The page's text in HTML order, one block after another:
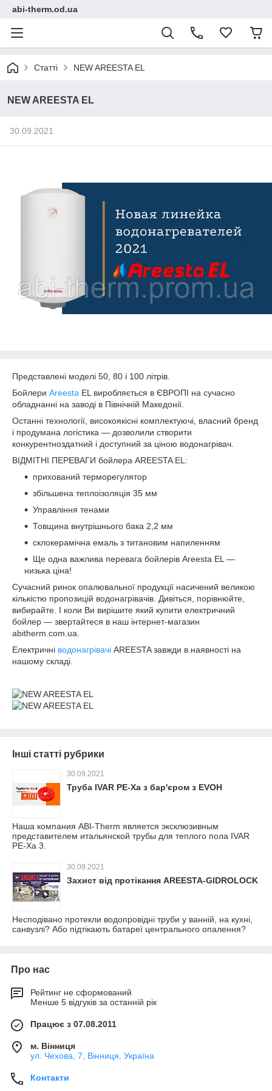
abi-therm.od.ua
Статті NEW AREESTA EL
NEW AREESTA EL
30.09.2021
Представлені моделі 50, 80 і 100 літрів.
Бойлери Areesta EL виробляється в ЄВРОПІ на сучасно
обладнанні на заводі в Північній Македонії.
Останні технології, високоякісні комплектуючі, власний бренд
і продумана логістика — дозволили створити
конкурентноздатний і доступний за ціною водонагрівач.
ВІДМІТНІ ПЕРЕВАГИ бойлера AREESTA EL:
прихований терморегулятор
збільшена теплоізоляція 35 мм
Управління тенами
Товщина внутрішнього бака 2,2 мм
склокерамічна емаль з титановим напиленням
Ще одна важлива перевага бойлерів Areesta EL —
низька ціна!
Сучасний ринок опалювальної продукції насичений великою
кількістю пропозицій водонагрівачів. Дивіться, порівнюйте,
вибирайте. І коли Ви вирішите який купити електричний
бойлер — звертайтеся в наш інтернет-магазин
abitherm.com.ua.
Електричні водонагрівачі AREESTA завжди в наявності на
нашому складі.
Інші статті рубрики
30.09.2021
Труба IVAR PE-Xa з бар'єром з EVOH
Наша компания ABI-Therm является эксклюзивным
представителем итальянской трубы для теплого пола IVAR
PE-Xa 3.
30.09.2021
Захист від протікання AREESTA-GIDROLOCK
Несподівано протекли водопровідні труби у ванній, на кухні,
санвузлі? Або підтікають батареї центрального опалення?
Про нас
Рейтинг не сформований
Менше 5 відгуків за останній рік
Працює з 07.08.2011
м. Вінниця
ул. Чехова, 7, Вінниця, Україна
Контакти